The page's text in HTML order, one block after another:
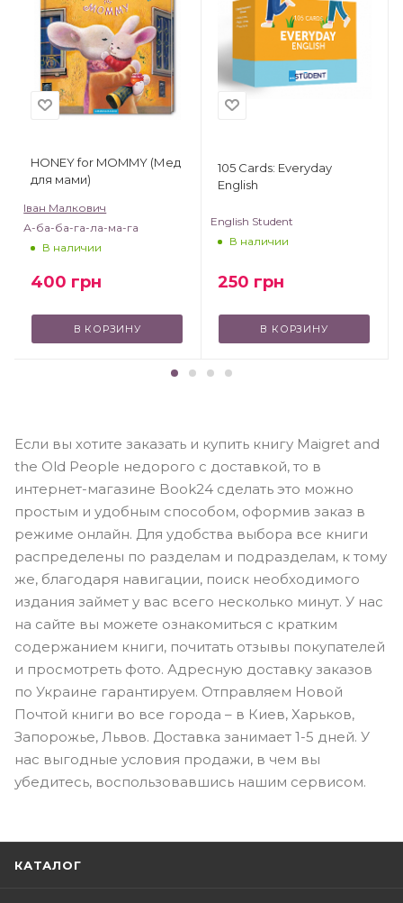
HONEY for MOMMY (Мед
для мами)
Іван Малкович
А-ба-ба-га-ла-ма-га
В наличии
400 грн
В КОРЗИНУ
105 Cards: Everyday
English
English Student
В наличии
250 грн
В КОРЗИНУ
Если вы хотите заказать и купить книгу Maigret and
the Old People недорого с доставкой, то в
интернет-магазине Book24 сделать это можно
простым и удобным способом, оформив заказ в
режиме онлайн. Для удобства выбора все книги
распределены по разделам и подразделам, к тому
же, благодаря навигации, поиск необходимого
издания займет у вас всего несколько минут. У нас
на сайте вы можете ознакомиться с кратким
содержанием книги, почитать отзывы покупателей
и просмотреть фото. Адресную доставку заказов
по Украине гарантируем. Отправляем Новой
Почтой книги во все города – в Киев, Харьков,
Запорожье, Львов. Доставка занимает 1-5 дней. У
нас выгодные условия продажи, в чем вы
убедитесь, воспользовавшись нашим сервисом.
КАТАЛОГ